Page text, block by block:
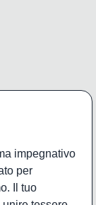
impegnativo
per
Il tuo